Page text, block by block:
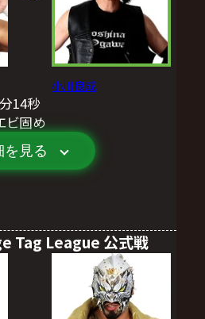
小川良成
14秒
ビ固め
を見る
Tag League 公式戦